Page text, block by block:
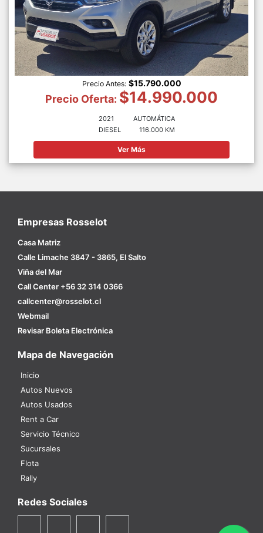
Precio Antes: $15.790.000
Precio Oferta: $14.990.000
2021
DIESEL
AUTOMÁTICA
116.000 KM
Ver Más
Empresas Rosselot
Casa Matriz
Calle Limache 3847 - 3865, El Salto
Viña del Mar
Call Center +56 32 314 0366
callcenter@rosselot.cl
Webmail
Revisar Boleta Electrónica
Mapa de Navegación
Inicio
Autos Nuevos
Autos Usados
Rent a Car
Servicio Técnico
Sucursales
Flota
Rally
Redes Sociales